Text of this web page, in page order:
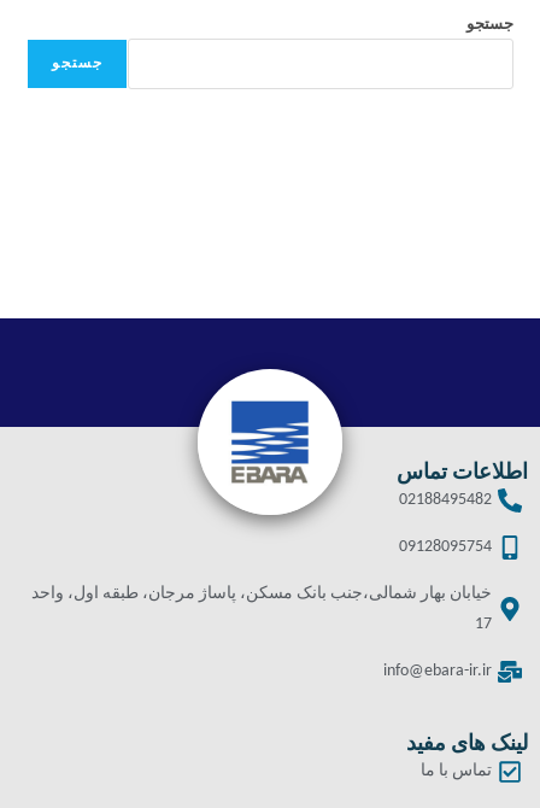
جستجو
جستجو
اطلاعات تماس
02188495482
09128095754
خیابان بهار شمالی،جنب بانک مسکن، پاساژ مرجان، طبقه اول، واحد
17
info@ebara-ir.ir
لینک های مفید
تماس با ما